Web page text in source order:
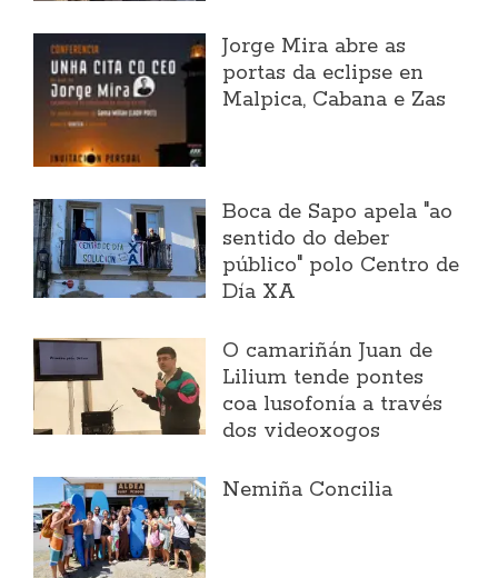
Jorge Mira abre as
portas da eclipse en
Malpica, Cabana e Zas
Boca de Sapo apela "ao
sentido do deber
público" polo Centro de
Día XA
O camariñán Juan de
Lilium tende pontes
coa lusofonía a través
dos videoxogos
Nemiña Concilia